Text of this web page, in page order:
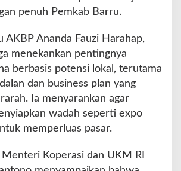
penuh Pemkab Barru.
AKBP Ananda Fauzi Harahap,
menekankan pentingnya
berbasis potensi lokal, terutama
dan business plan yang
Ia menyarankan agar
wadah seperti expo
memperluas pasar.
Koperasi dan UKM RI